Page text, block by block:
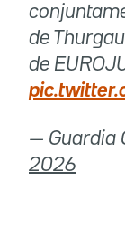
de
de
— Guardia
2026